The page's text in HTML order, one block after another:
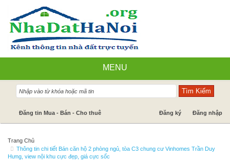
MENU
Nhà đất bán
Cần mua - Cần thuê
Đăng tin Mua - Bán - Cho thuê Đăng ký Đăng nhập
Trang Chủ
Thông tin chi tiết Bán căn hộ 2 phòng ngủ, tòa C3 chung cư Vinhomes Trần Duy
Hưng, view nội khu cực đẹp, giá cực sốc